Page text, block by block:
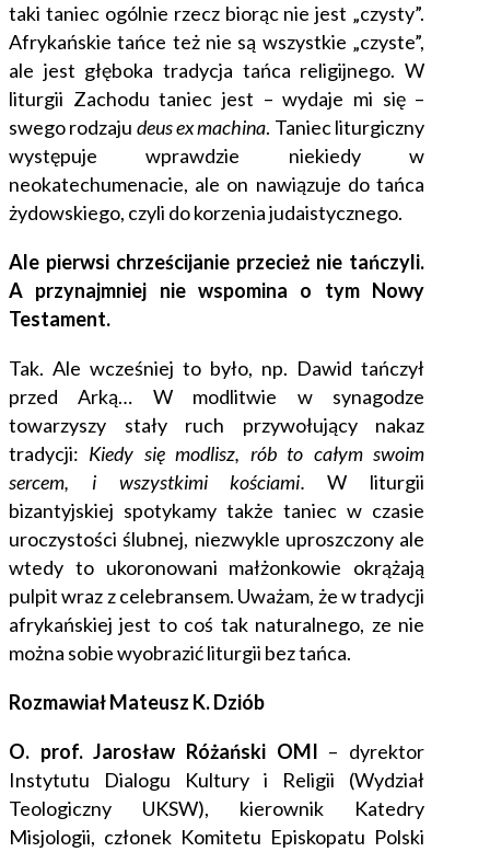
taki taniec ogólnie rzecz biorąc nie jest „czysty”.
Afrykańskie tańce też nie są wszystkie „czyste”,
ale jest głęboka tradycja tańca religijnego. W
liturgii Zachodu taniec jest – wydaje mi się –
swego rodzaju deus ex machina. Taniec liturgiczny
występuje wprawdzie niekiedy w
neokatechumenacie, ale on nawiązuje do tańca
żydowskiego, czyli do korzenia judaistycznego.
Ale pierwsi chrześcijanie przecież nie tańczyli.
A przynajmniej nie wspomina o tym Nowy
Testament.
Tak. Ale wcześniej to było, np. Dawid tańczył
przed Arką… W modlitwie w synagodze
towarzyszy stały ruch przywołujący nakaz
tradycji: Kiedy się modlisz, rób to całym swoim
sercem, i wszystkimi kościami. W liturgii
bizantyjskiej spotykamy także taniec w czasie
uroczystości ślubnej, niezwykle uproszczony ale
wtedy to ukoronowani małżonkowie okrążają
pulpit wraz z celebransem. Uważam, że w tradycji
afrykańskiej jest to coś tak naturalnego, ze nie
można sobie wyobrazić liturgii bez tańca.
Rozmawiał Mateusz K. Dziób
O. prof. Jarosław Różański OMI – dyrektor
Instytutu Dialogu Kultury i Religii (Wydział
Teologiczny UKSW), kierownik Katedry
Misjologii, członek Komitetu Episkopatu Polski